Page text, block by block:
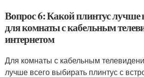
Вопрос 6: Какой плинтус лучше
для комнаты с кабельным
интернетом
Для комнаты с кабельным
лучше всего выбирать плинтус с